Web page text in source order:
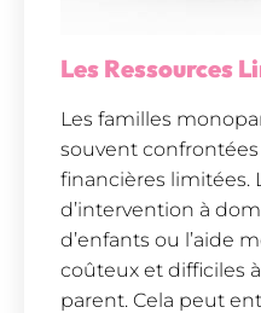
Les Ressources
Les familles
souvent confrontées
financières limitées.
d’intervention à
d’enfants ou l’aide
coûteux et difficiles
parent. Cela peut